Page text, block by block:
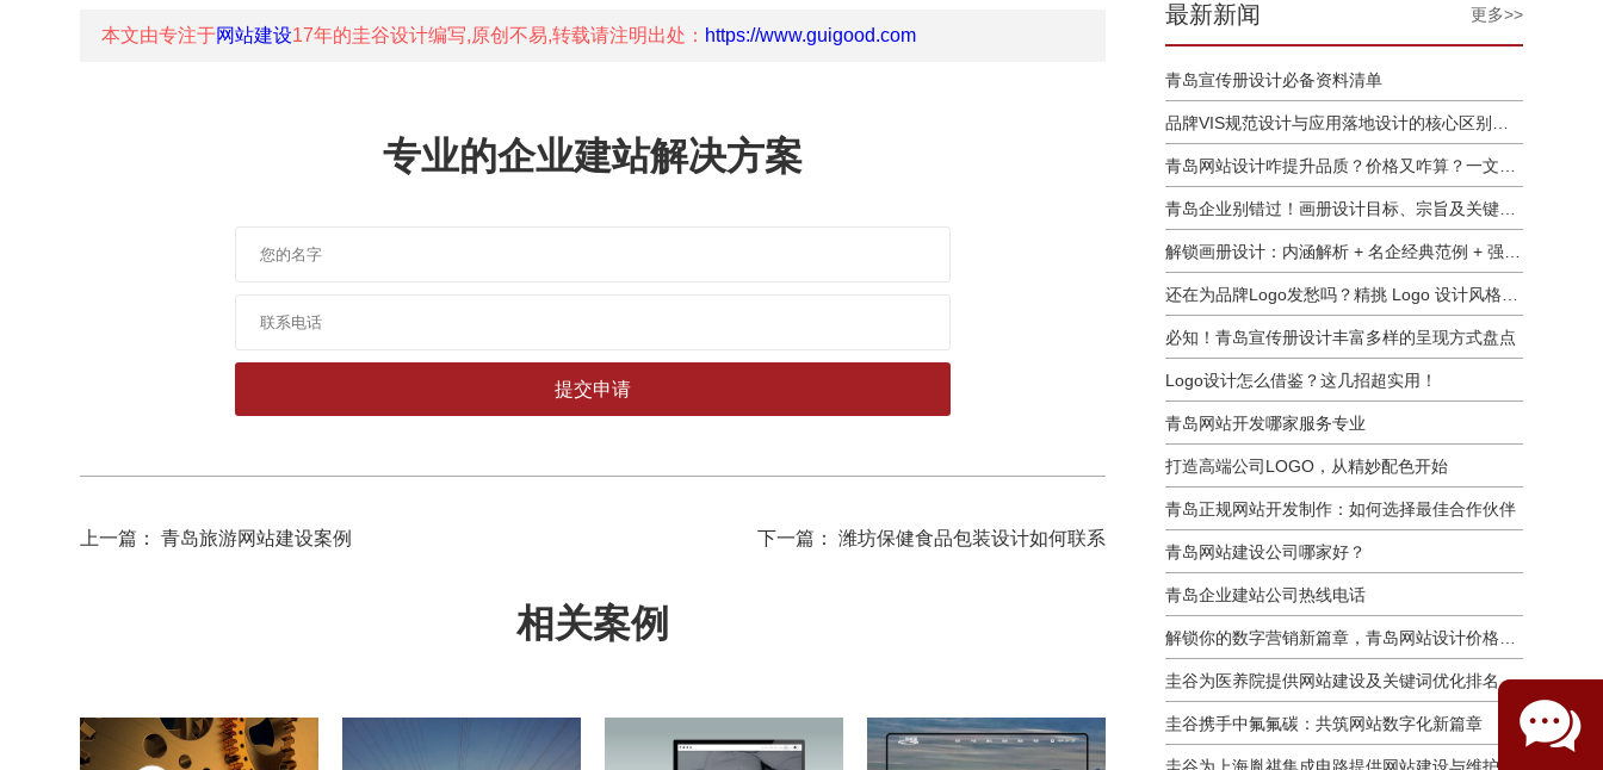
本文由专注于网站建设17年的圭谷设计编写,原创不易,转载请注明出处： https://www.guigood.com
专业的企业建站解决方案
上一篇： 青岛旅游网站建设案例 下一篇： 潍坊保健食品包装设计如何联系
相关案例
最新新闻 更多>>
青岛宣传册设计必备资料清单
青岛企业别错过！画册设计目标、宗旨及关键要点全揭秘
还在为品牌Logo发愁吗？精挑 Logo 设计风格这一步，轻松铸就独属于你的品牌魅力
必知！青岛宣传册设计丰富多样的呈现方式盘点
Logo设计怎么借鉴？这几招超实用！
青岛网站开发哪家服务专业
打造高端公司LOGO，从精妙配色开始
青岛正规网站开发制作：如何选择最佳合作伙伴
青岛网站建设公司哪家好？
青岛企业建站公司热线电话
解锁你的数字营销新篇章，青岛网站设计价格几何？
圭谷为医养院提供网站建设及关键词优化排名服务：青岛圣德嘉朗颐养中心案例
圭谷携手中氟氟碳：共筑网站数字化新篇章